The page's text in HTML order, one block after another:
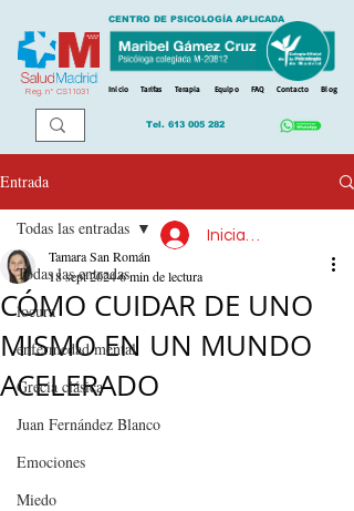
Reg. nº CS11031
CENTRO DE PSICOLOGÍA APLICADA
Inicio Tarifas Terapia Equipo FAQ Contacto Blog
Tel. 613 005 282
Entrada
Todas las entradas
locura
enfermedad mental
Grecia clásica
Juan Fernández Blanco
Emociones
Miedo
Todas las entradas
CÓMO CUIDAR DE UNO
MISMO EN UN MUNDO
ACELERADO
Tamara San Román
18 sept 20246 min de lectura
Iniciar sesión